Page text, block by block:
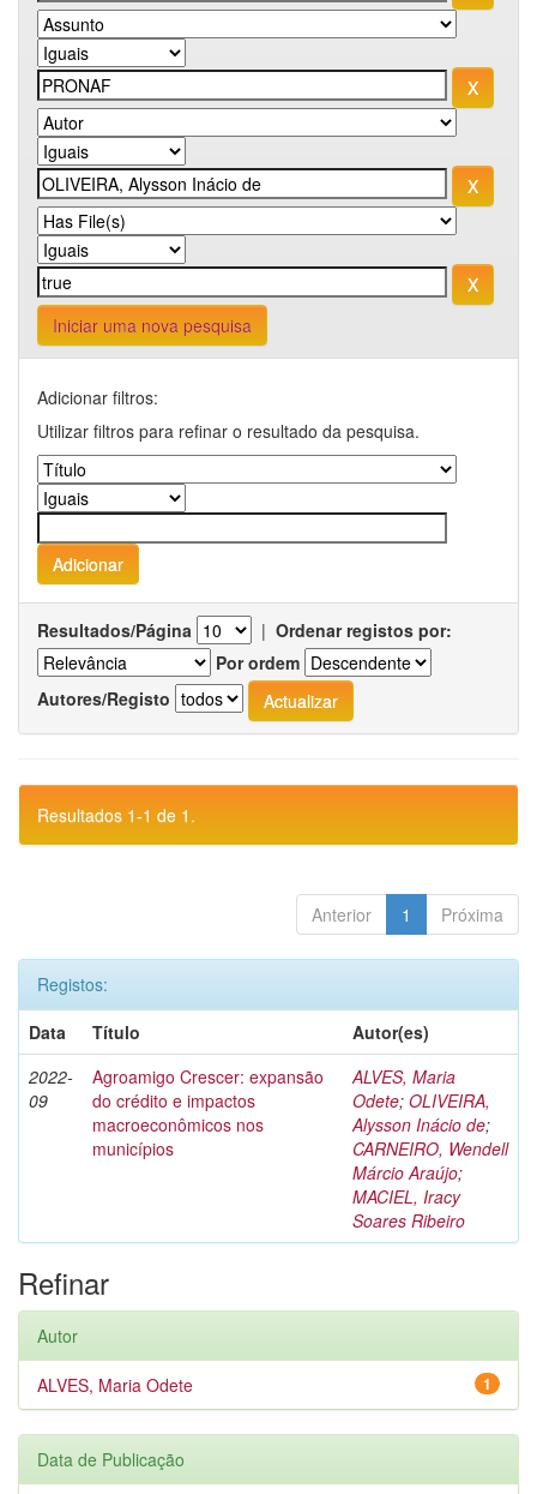
Iniciar uma nova pesquisa
Adicionar filtros:
Utilizar filtros para refinar o resultado da pesquisa.
Resultados/Página | Ordenar registos por:
Por ordem
Autores/Registo
Resultados 1-1 de 1.
Anterior 1 Próxima
Registos:
Data
Título
Autor(es)
2022-
09
Agroamigo Crescer: expansão
do crédito e impactos
macroeconômicos nos
municípios
ALVES, Maria
Odete; OLIVEIRA,
Alysson Inácio de;
CARNEIRO, Wendell
Márcio Araújo;
MACIEL, Iracy
Soares Ribeiro
Refinar
Autor
1
ALVES, Maria Odete
Data de Publicação